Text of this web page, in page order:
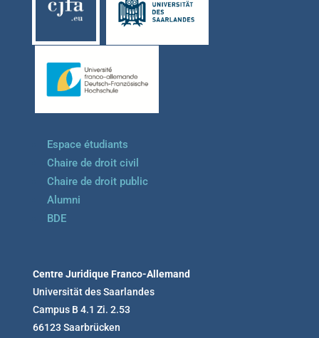
Espace étudiants
Chaire de droit civil
Chaire de droit public
Alumni
BDE
Centre Juridique Franco-Allemand
Universität des Saarlandes
Campus B 4.1 Zi. 2.53
66123 Saarbrücken